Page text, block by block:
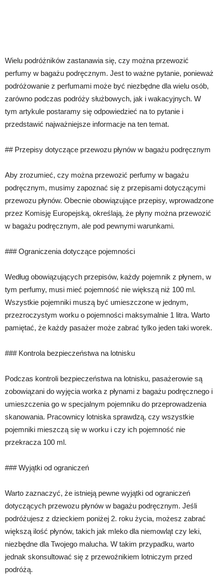
Wielu podróżników zastanawia się, czy można przewozić
perfumy w bagażu podręcznym. Jest to ważne pytanie, ponieważ
podróżowanie z perfumami może być niezbędne dla wielu osób,
zarówno podczas podróży służbowych, jak i wakacyjnych. W
tym artykule postaramy się odpowiedzieć na to pytanie i
przedstawić najważniejsze informacje na ten temat.
## Przepisy dotyczące przewozu płynów w bagażu podręcznym
Aby zrozumieć, czy można przewozić perfumy w bagażu
podręcznym, musimy zapoznać się z przepisami dotyczącymi
przewozu płynów. Obecnie obowiązujące przepisy, wprowadzone
przez Komisję Europejską, określają, że płyny można przewozić
w bagażu podręcznym, ale pod pewnymi warunkami.
### Ograniczenia dotyczące pojemności
Według obowiązujących przepisów, każdy pojemnik z płynem, w
tym perfumy, musi mieć pojemność nie większą niż 100 ml.
Wszystkie pojemniki muszą być umieszczone w jednym,
przezroczystym worku o pojemności maksymalnie 1 litra. Warto
pamiętać, że każdy pasażer może zabrać tylko jeden taki worek.
### Kontrola bezpieczeństwa na lotnisku
Podczas kontroli bezpieczeństwa na lotnisku, pasażerowie są
zobowiązani do wyjęcia worka z płynami z bagażu podręcznego i
umieszczenia go w specjalnym pojemniku do przeprowadzenia
skanowania. Pracownicy lotniska sprawdzą, czy wszystkie
pojemniki mieszczą się w worku i czy ich pojemność nie
przekracza 100 ml.
### Wyjątki od ograniczeń
Warto zaznaczyć, że istnieją pewne wyjątki od ograniczeń
dotyczących przewozu płynów w bagażu podręcznym. Jeśli
podróżujesz z dzieckiem poniżej 2. roku życia, możesz zabrać
większą ilość płynów, takich jak mleko dla niemowląt czy leki,
niezbędne dla Twojego malucha. W takim przypadku, warto
jednak skonsultować się z przewoźnikiem lotniczym przed
podróżą.